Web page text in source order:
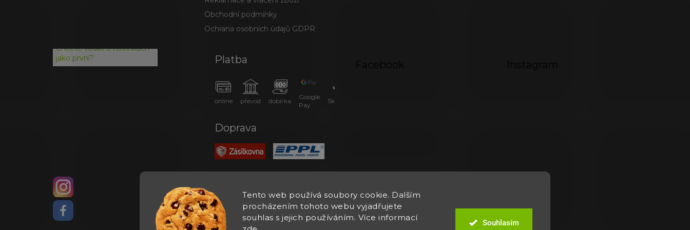
Tento web používá soubory cookie. Dalším
procházením tohoto webu vyjadřujete
souhlas s jejich používáním. Více informací
Souhlasím
Obchodní podmínky
Ochrana osobních údajů GDPR
Chcete vědět o novinkách
jako první?
Platba
online převod dobírka
Google
Pay
SkipPay
Doprava